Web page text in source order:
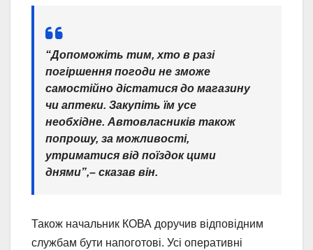
“Допоможіть тим, хто в разі
погіршення погоди не зможе
самостійно дістатися до магазину
чи аптеки. Закупіть їм усе
необхідне. Автовласників також
попрошу, за можливості,
утриматися від поїздок цими
днями”,– сказав він.
Також начальник КОВА доручив відповідним
службам бути напоготові. Усі оперативні